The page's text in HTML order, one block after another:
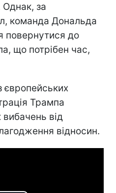
Однак, за
команда Дональда
повернутися до
що потрібен час,
європейських
Трампа
від
відносин.